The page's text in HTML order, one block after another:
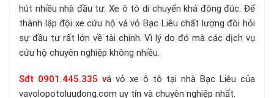
hút nhiều nhà đầu tư. Xe ô tô di chuyển khá đông đúc. Để
thành lập đội xe cứu hộ vá vỏ Bạc Liêu chất lượng đòi hỏi
sự đầu tư rất lớn về tài chính. Vì lý do đó mà các dịch vụ
cứu hộ chuyên nghiệp không nhiều.
Sđt 0901.445.335 vá vỏ xe ô tô tại nhà Bạc Liêu của
vavolopotoluudong.com uy tín và chuyên nghiệp nhất.